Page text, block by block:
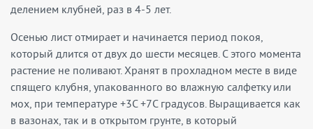
делением клубней, раз в 4-5 лет.
Осенью лист отмирает и начинается период покоя,
который длится от двух до шести месяцев. С этого момента
растение не поливают. Хранят в прохладном месте в виде
спящего клубня, упакованного во влажную салфетку или
мох, при температуре +3С +7С градусов. Выращивается как
в вазонах, так и в открытом грунте, в который